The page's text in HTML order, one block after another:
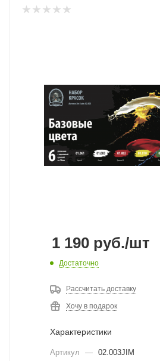
1 190 руб./шт
Достаточно
Рассчитать доставку
Хочу в подарок
Характеристики
Артикул — 02.003JIM